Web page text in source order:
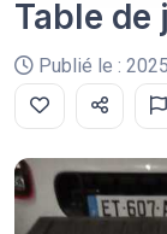
Table de
Publié le :